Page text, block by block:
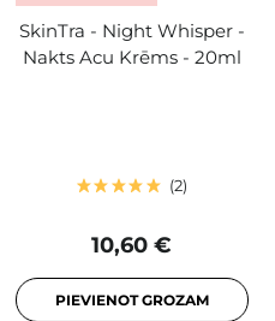
SkinTra - Night Whisper -
Nakts Acu Krēms - 20ml
2
10,60 €
PIEVIENOT GROZAM